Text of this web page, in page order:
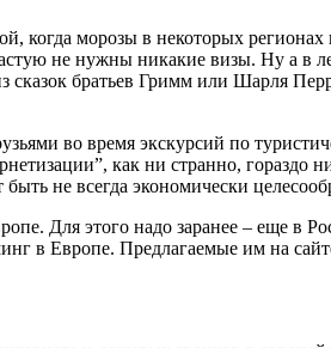
когда морозы в некоторых регионах
не нужны никакие визы. Ну а в
братьев Гримм или Шарля
во время экскурсий по
как ни странно, гораздо
не всегда экономически
Для этого надо заранее – еще в
в Европе. Предлагаемые им на